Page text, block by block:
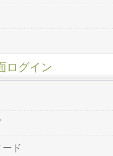
ログイン
ド